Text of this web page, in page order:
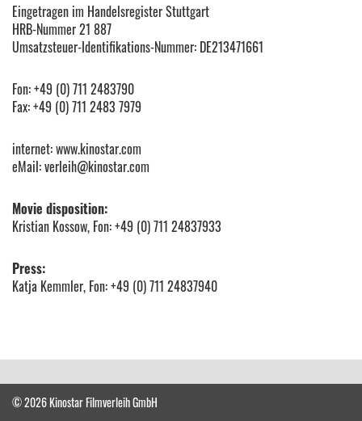
Eingetragen im Handelsregister Stuttgart
HRB-Nummer 21 887
Umsatzsteuer-Identifikations-Nummer: DE213471661
Fon: +49 (0) 711 2483790
Fax: +49 (0) 711 2483 7979
internet: www.kinostar.com
eMail: verleih@kinostar.com
Movie disposition:
Kristian Kossow, Fon: +49 (0) 711 24837933
Press:
Katja Kemmler, Fon: +49 (0) 711 24837940
© 2026 Kinostar Filmverleih GmbH